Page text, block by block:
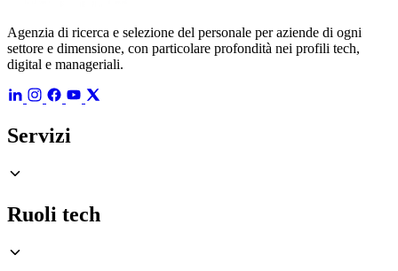
Agenzia di ricerca e selezione del personale per aziende di ogni
settore e dimensione, con particolare profondità nei profili tech,
digital e manageriali.
Servizi
Ruoli tech